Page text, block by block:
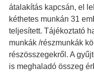
átalakítás kapcsán, el
kéthetes munkán 31
teljesített. Tájékoztató
munkák /részmunkák
részösszegekről. A
is meghaladó összeg